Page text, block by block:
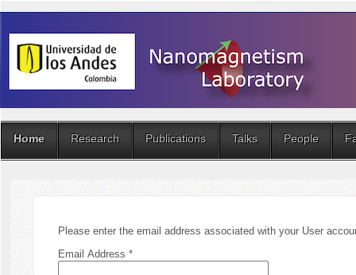
Home Research Publications Talks People
Please enter the email address associated with your User
Email Address *